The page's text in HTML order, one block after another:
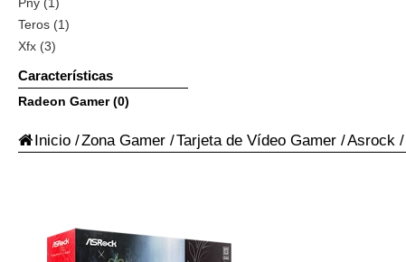
Teros (1)
Xfx (3)
Características
Radeon Gamer (0)
Inicio /Zona Gamer /Tarjeta de Vídeo Gamer /Asrock /